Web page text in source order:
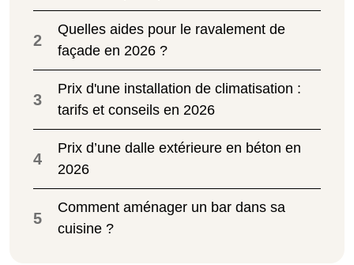
2
Quelles aides pour le ravalement de
façade en 2026 ?
3
Prix d'une installation de climatisation :
tarifs et conseils en 2026
4
Prix d’une dalle extérieure en béton en
2026
5
Comment aménager un bar dans sa
cuisine ?